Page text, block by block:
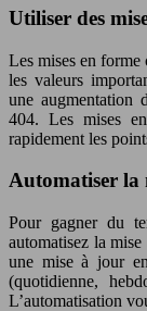
Utiliser des
Les mises en forme
les valeurs
une augmentation
404. Les mises
rapidement les
Automatiser la
Pour gagner du
automatisez la
une mise à jour
(quotidienne,
L’automatisation